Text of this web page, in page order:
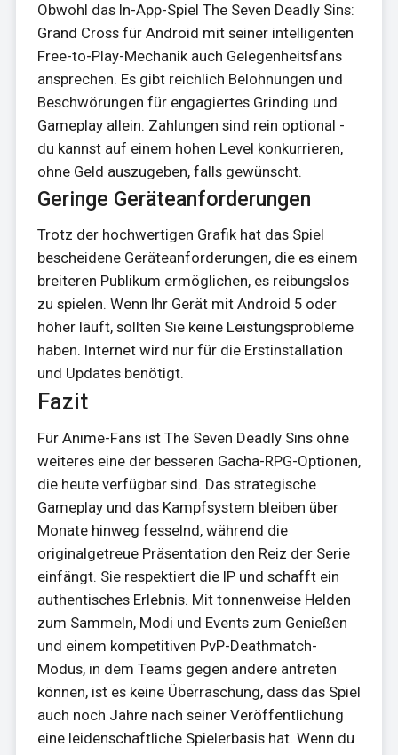
Obwohl das In-App-Spiel The Seven Deadly Sins:
Grand Cross für Android mit seiner intelligenten
Free-to-Play-Mechanik auch Gelegenheitsfans
ansprechen. Es gibt reichlich Belohnungen und
Beschwörungen für engagiertes Grinding und
Gameplay allein. Zahlungen sind rein optional -
du kannst auf einem hohen Level konkurrieren,
ohne Geld auszugeben, falls gewünscht.
Geringe Geräteanforderungen
Trotz der hochwertigen Grafik hat das Spiel
bescheidene Geräteanforderungen, die es einem
breiteren Publikum ermöglichen, es reibungslos
zu spielen. Wenn Ihr Gerät mit Android 5 oder
höher läuft, sollten Sie keine Leistungsprobleme
haben. Internet wird nur für die Erstinstallation
und Updates benötigt.
Fazit
Für Anime-Fans ist The Seven Deadly Sins ohne
weiteres eine der besseren Gacha-RPG-Optionen,
die heute verfügbar sind. Das strategische
Gameplay und das Kampfsystem bleiben über
Monate hinweg fesselnd, während die
originalgetreue Präsentation den Reiz der Serie
einfängt. Sie respektiert die IP und schafft ein
authentisches Erlebnis. Mit tonnenweise Helden
zum Sammeln, Modi und Events zum Genießen
und einem kompetitiven PvP-Deathmatch-
Modus, in dem Teams gegen andere antreten
können, ist es keine Überraschung, dass das Spiel
auch noch Jahre nach seiner Veröffentlichung
eine leidenschaftliche Spielerbasis hat. Wenn du